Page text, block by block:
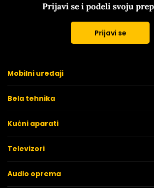
Prijavi se i podeli svoju
Prijavi se
Mobilni uređaji
Bela tehnika
Kućni aparati
Televizori
Audio oprema